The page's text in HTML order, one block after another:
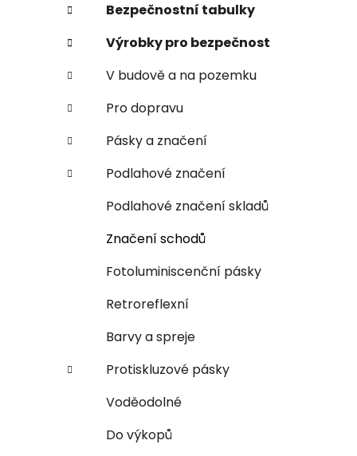
l
Bezpečnostní tabulky
Výrobky pro bezpečnost
V budově a na pozemku
Pro dopravu
Pásky a značení
Podlahové značení
Podlahové značení skladů
Značení schodů
Fotoluminiscenční pásky
Retroreflexní
Barvy a spreje
Protiskluzové pásky
Voděodolné
Do výkopů